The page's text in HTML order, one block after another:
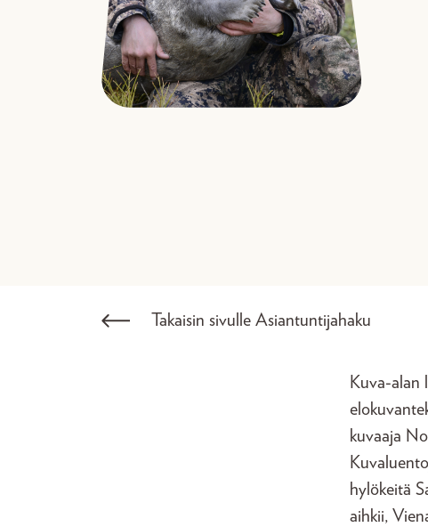
Takaisin sivulle Asiantuntijahaku
Kuva-alan
kuvaaja
hylökeitä
aihkii,